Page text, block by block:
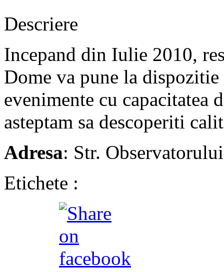
Descriere
Incepand din Iulie 2010,
Dome va pune la
evenimente cu capacitatea
asteptam sa descoperiti
Adresa: Str.
Etichete :